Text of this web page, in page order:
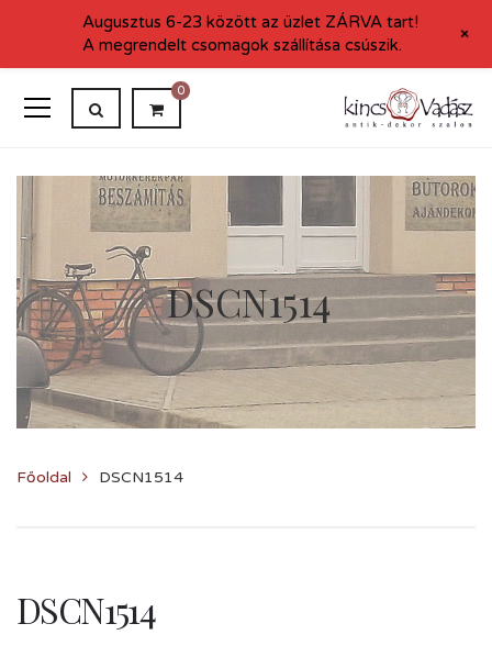
0
DSCN1514
Főoldal DSCN1514
DSCN1514
Augusztus 6-23 között az üzlet ZÁRVA tart!
A megrendelt csomagok szállítása csúszik.
+